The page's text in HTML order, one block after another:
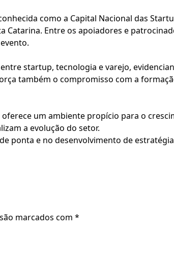
como a Capital Nacional das
Catarina. Entre os apoiadores e
startup, tecnologia e varejo,
também o compromisso com a
um ambiente propício para o
a evolução do setor.
ponta e no desenvolvimento de
marcados com *